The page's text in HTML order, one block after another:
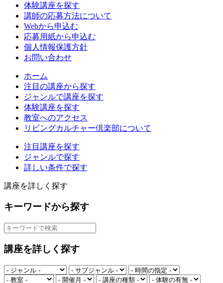
体験講座を探す
講師の応募方法について
Webから申込む
応募用紙から申込む
個人情報保護方針
お問い合わせ
ホーム
注目の講座から探す
ジャンルで講座を探す
体験講座を探す
教室へのアクセス
リビングカルチャー倶楽部について
注目講座を探す
ジャンルで探す
詳しい条件で探す
講座を詳しく探す
キーワードから探す
講座を詳しく探す